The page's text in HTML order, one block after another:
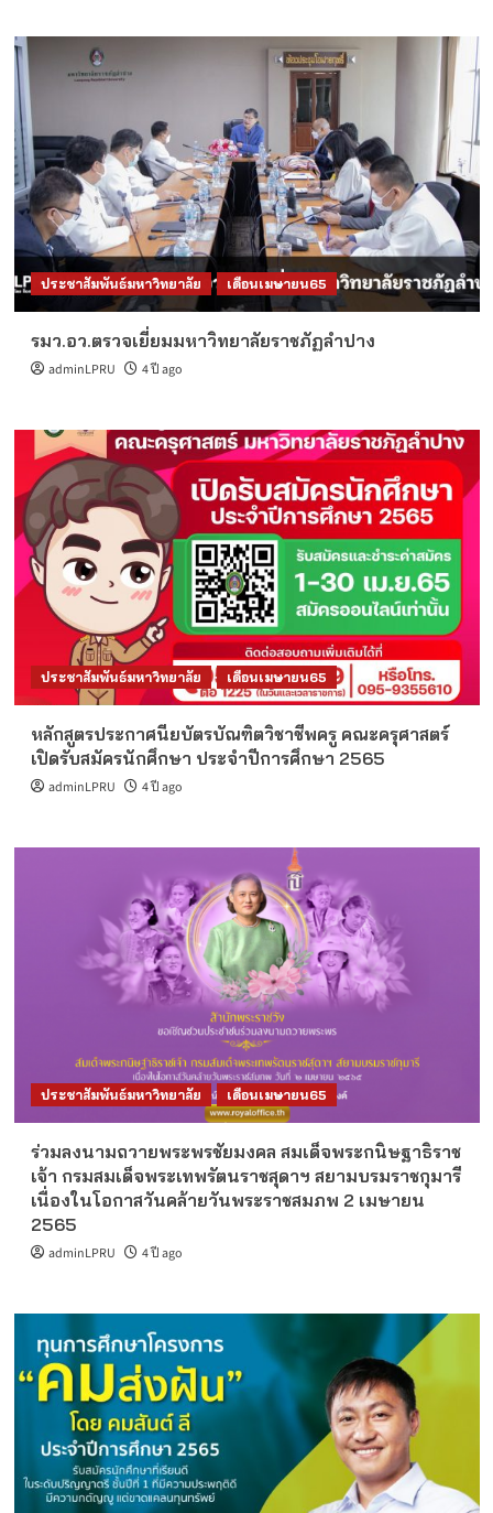
ประชาสัมพันธ์มหาวิทยาลัย เดือนเมษายน65
รมว.อว.ตรวจเยี่ยมมหาวิทยาลัยราชภัฏลำปาง
adminLPRU 4 ปี ago
ประชาสัมพันธ์มหาวิทยาลัย เดือนเมษายน65
หลักสูตรประกาศนียบัตรบัณฑิตวิชาชีพครู คณะครุศาสตร์
เปิดรับสมัครนักศึกษา ประจำปีการศึกษา 2565
adminLPRU 4 ปี ago
ประชาสัมพันธ์มหาวิทยาลัย เดือนเมษายน65
ร่วมลงนามถวายพระพรชัยมงคล สมเด็จพระกนิษฐาธิราช
เจ้า กรมสมเด็จพระเทพรัตนราชสุดาฯ สยามบรมราชกุมารี
เนื่องในโอกาสวันคล้ายวันพระราชสมภพ 2 เมษายน
2565
adminLPRU 4 ปี ago